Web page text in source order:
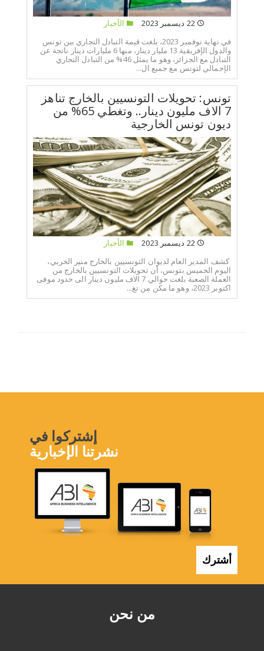
22 ديسمبر 2023
الأخبار
في نهاية نوفمبر 2023، بلغت قيمة التبادل التجاري بين تونس
والدول الإفريقية 13 مليار دينار، منها 6 مليارات دينار ناتجة عن
التبادل مع الجزائر، وهو ما يمثل 46% من التبادل التجاري
الإجمالي لتونس مع جميع ال...
تونس: تحويلات التونسيين بالخارج تناهز
7 الاف مليون دينار.. وتغطي 65% من
ديون تونس الخارجية
22 ديسمبر 2023
الأخبار
كشف المدير العام لديوان التونسيين بالخارج منير الخربي،
اليوم الخميس بتونس، أن تحويلات التونسيين بالخارج من
العملة الصعبة بلغت حوالي 7 الاف مليون دينار الى حدود موفى
اكتوبر 2023، وهو ما مكن من تغ...
من نحن
إشتركوا في
نشرتنا الإخبارية
أشترك